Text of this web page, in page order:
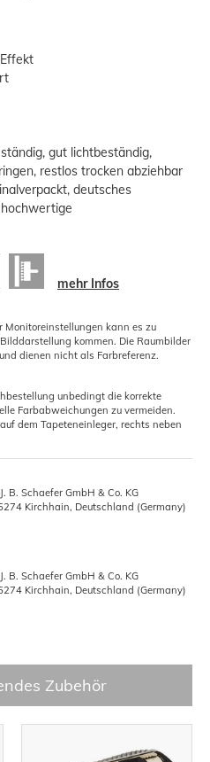
gut lichtbeständig,
restlos trocken abziehbar
deutsches
mehr Infos
kann es zu
kommen. Die Raumbilder
dienen nicht als Farbreferenz.
unbedingt die korrekte
Farbabweichungen zu vermeiden.
dem Tapeteneinleger, rechts neben
B. Schaefer GmbH & Co. KG
Kirchhain, Deutschland (Germany)
B. Schaefer GmbH & Co. KG
Kirchhain, Deutschland (Germany)
Zubehör